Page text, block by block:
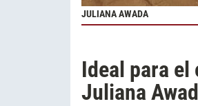
JULIANA AWADA
Ideal para
Juliana